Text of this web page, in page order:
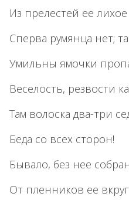
Из прелестей ее
Сперва румянца нет;
Умильны ямочки
Веселость, резвости
Там волоска два-три
Беда со всех сторон!
Бывало, без нее
От пленников ее